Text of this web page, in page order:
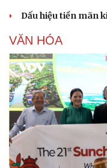
Dấu hiệu tiền mãn
VĂN HÓA